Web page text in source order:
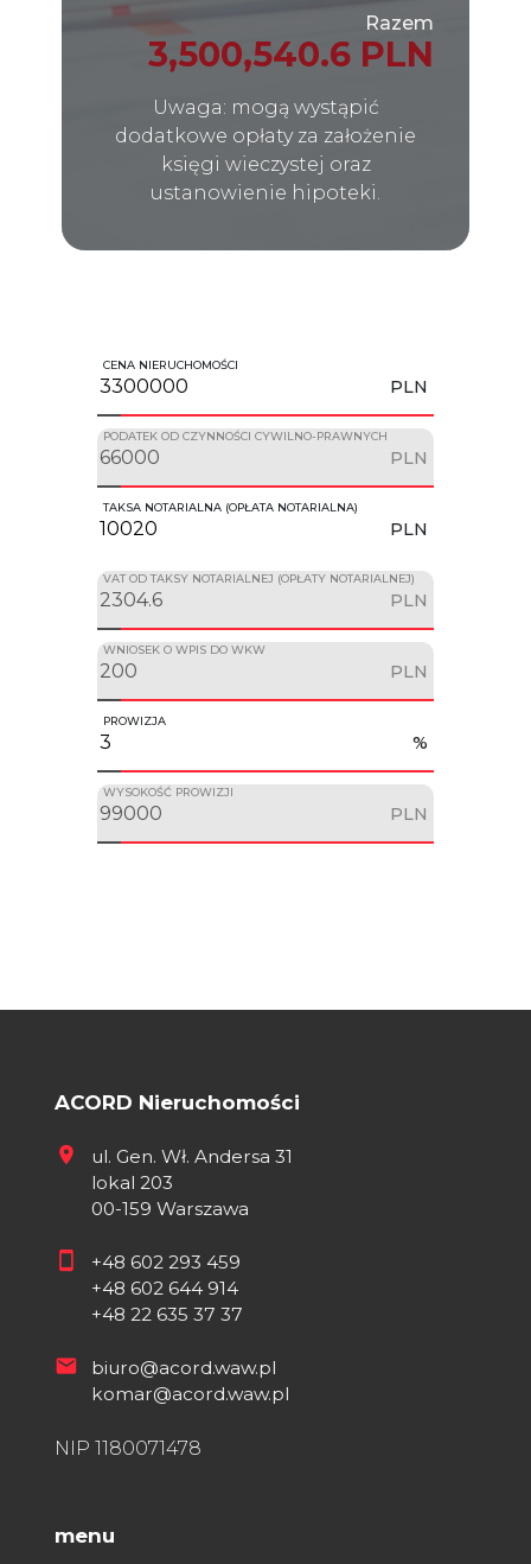
Razem
3,500,540.6 PLN
Uwaga: mogą wystąpić
dodatkowe opłaty za założenie
księgi wieczystej oraz
ustanowienie hipoteki.
CENA NIERUCHOMOŚCI
PLN
PODATEK OD CZYNNOŚCI CYWILNO-PRAWNYCH
PLN
TAKSA NOTARIALNA (OPŁATA NOTARIALNA)
PLN
VAT OD TAKSY NOTARIALNEJ (OPŁATY NOTARIALNEJ)
PLN
WNIOSEK O WPIS DO WKW
PLN
PROWIZJA
%
WYSOKOŚĆ PROWIZJI
PLN
ACORD Nieruchomości
ul. Gen. Wł. Andersa 31
lokal 203
00-159 Warszawa
+48 602 293 459
+48 602 644 914
+48 22 635 37 37
biuro@acord.waw.pl
komar@acord.waw.pl
NIP 1180071478
menu